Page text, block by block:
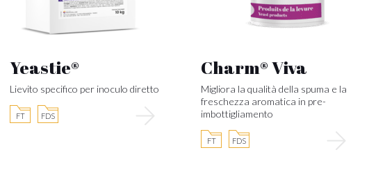
Yeastie®
Lievito specifico per inoculo diretto
FT FDS
Charm® Viva
Migliora la qualità della spuma e la
freschezza aromatica in pre-
imbottigliamento
FT FDS